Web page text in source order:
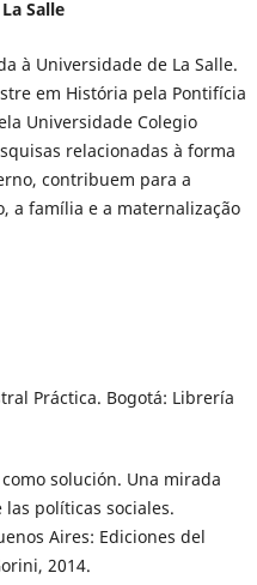
Salle
à Universidade de La Salle.
em História pela Pontifícia
Universidade Colegio
relacionadas à forma
contribuem para a
a família e a maternalização
Práctica. Bogotá: Librería
solución. Una mirada
políticas sociales.
Aires: Ediciones del
2014.